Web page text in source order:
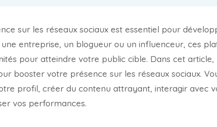
sur les réseaux sociaux est essentiel pour
une entreprise, un blogueur ou un influenceur, ces
pour atteindre votre public cible. Dans cet article,
booster votre présence sur les réseaux sociaux.
profil, créer du contenu attrayant, interagir avec
vos performances.